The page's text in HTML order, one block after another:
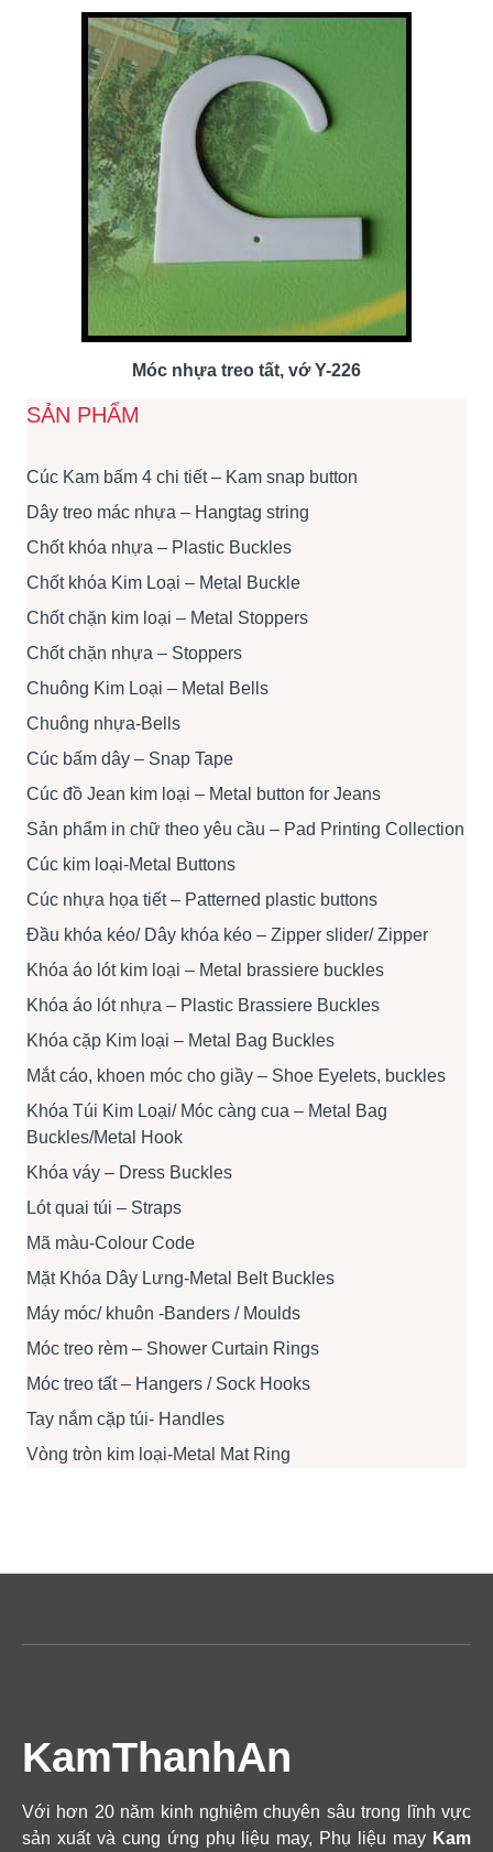
Móc nhựa treo tất, vớ Y-226
SẢN PHẨM
Cúc Kam bấm 4 chi tiết – Kam snap button
Dây treo mác nhựa – Hangtag string
Chốt khóa nhựa – Plastic Buckles
Chốt khóa Kim Loại – Metal Buckle
Chốt chặn kim loại – Metal Stoppers
Chốt chặn nhựa – Stoppers
Chuông Kim Loại – Metal Bells
Chuông nhựa-Bells
Cúc bấm dây – Snap Tape
Cúc đồ Jean kim loại – Metal button for Jeans
Sản phẩm in chữ theo yêu cầu – Pad Printing Collection
Cúc kim loại-Metal Buttons
Cúc nhựa họa tiết – Patterned plastic buttons
Đầu khóa kéo/ Dây khóa kéo – Zipper slider/ Zipper
Khóa áo lót kim loại – Metal brassiere buckles
Khóa áo lót nhựa – Plastic Brassiere Buckles
Khóa cặp Kim loại – Metal Bag Buckles
Mắt cáo, khoen móc cho giầy – Shoe Eyelets, buckles
Khóa Túi Kim Loại/ Móc càng cua – Metal Bag
Buckles/Metal Hook
Khóa váy – Dress Buckles
Lót quai túi – Straps
Mã màu-Colour Code
Mặt Khóa Dây Lưng-Metal Belt Buckles
Máy móc/ khuôn -Banders / Moulds
Móc treo rèm – Shower Curtain Rings
Móc treo tất – Hangers / Sock Hooks
Tay nắm cặp túi- Handles
Vòng tròn kim loại-Metal Mat Ring
KamThanhAn
Với hơn 20 năm kinh nghiệm chuyên sâu trong lĩnh vực
sản xuất và cung ứng phụ liệu may, Phụ liệu may Kam